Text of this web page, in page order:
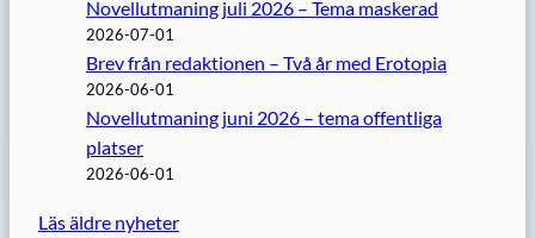
Novellutmaning juli 2026 – Tema maskerad
2026-07-01
Brev från redaktionen – Två år med Erotopia
2026-06-01
Novellutmaning juni 2026 – tema offentliga
platser
2026-06-01
Läs äldre nyheter